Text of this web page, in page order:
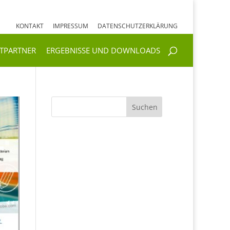
KONTAKT IMPRESSUM DATENSCHUTZERKLÄRUNG
ERGEBNISSE UND DOWNLOADS